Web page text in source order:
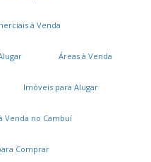
à Venda
Áreas à Venda
Imóveis para Alugar
Venda no Cambuí
Comprar
imóvel